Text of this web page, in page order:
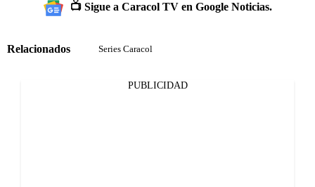
📺 Sigue a Caracol TV en Google Noticias.
Relacionados Series Caracol
PUBLICIDAD